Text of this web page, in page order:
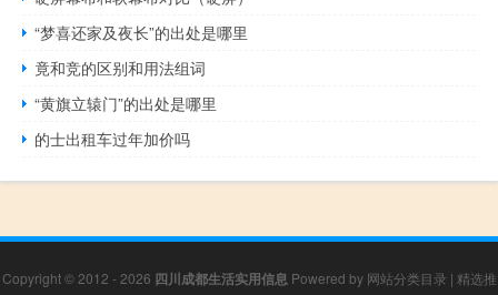
“梦喜还家及夜长”的出处是哪里
竟和竞的区别和用法组词
“黄旗立辕门”的出处是哪里
的士出租车过年加价吗
Copyright © 2012 - 2026 四川成都生活实用信息 Powered by 网站分类目录 | 精选推